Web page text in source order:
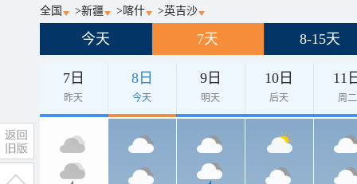
全国 >新疆 > 喀什 >英吉沙
今天 7天 8-15天
7日
昨天
8日
今天
9日
明天
10日
后天
11
周二